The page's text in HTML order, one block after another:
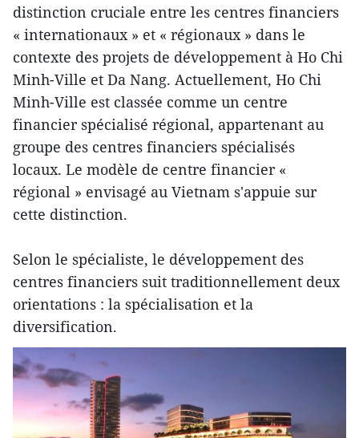
distinction cruciale entre les centres financiers
« internationaux » et « régionaux » dans le
contexte des projets de développement à Ho Chi
Minh-Ville et Da Nang. Actuellement, Ho Chi
Minh-Ville est classée comme un centre
financier spécialisé régional, appartenant au
groupe des centres financiers spécialisés
locaux. Le modèle de centre financier «
régional » envisagé au Vietnam s'appuie sur
cette distinction.
Selon le spécialiste, le développement des
centres financiers suit traditionnellement deux
orientations : la spécialisation et la
diversification.